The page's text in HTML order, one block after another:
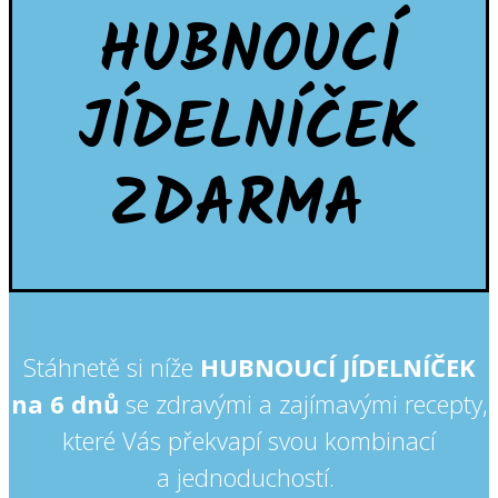
HUBNOUCÍ
JÍDELNÍČEK
ZDARMA
Stáhnetě si níže HUBNOUCÍ JÍDELNÍČEK
na 6 dnů se zdravými a zajímavými recepty,
které Vás překvapí svou kombinací
a jednoduchostí.